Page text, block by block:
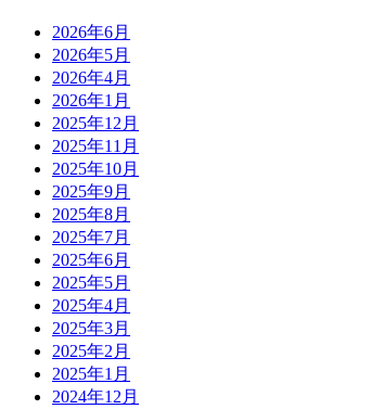
2026年6月
2026年5月
2026年4月
2026年1月
2025年12月
2025年11月
2025年10月
2025年9月
2025年8月
2025年7月
2025年6月
2025年5月
2025年4月
2025年3月
2025年2月
2025年1月
2024年12月